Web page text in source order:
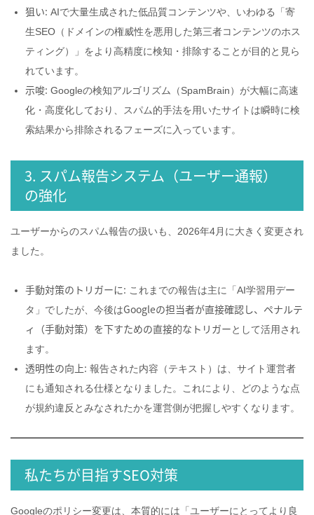
狙い: AIで大量生成された低品質コンテンツや、いわゆる「寄
生SEO（ドメインの権威性を悪用した第三者コンテンツのホス
ティング）」をより高精度に検知・排除することが目的と見ら
れています。
示唆: Googleの検知アルゴリズム（SpamBrain）が大幅に高速
化・高度化しており、スパム的手法を用いたサイトは瞬時に検
索結果から排除されるフェーズに入っています。
3. スパム報告システム（ユーザー通報）
の強化
ユーザーからのスパム報告の扱いも、2026年4月に大きく変更され
ました。
手動対策のトリガーに: これまでの報告は主に「AI学習用デー
タ」でしたが、今後はGoogleの担当者が直接確認し、ペナルテ
ィ（手動対策）を下すための直接的なトリガーとして活用され
ます。
透明性の向上: 報告された内容（テキスト）は、サイト運営者
にも通知される仕様となりました。これにより、どのような点
が規約違反とみなされたかを運営側が把握しやすくなります。
私たちが目指すSEO対策
Googleのポリシー変更は、本質的には「ユーザーにとってより良